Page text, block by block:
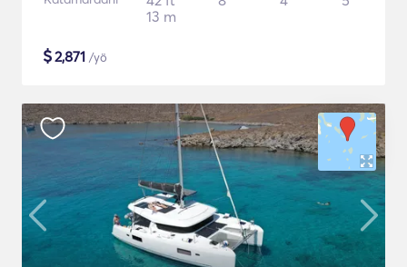
13 m
$2,871 /yö